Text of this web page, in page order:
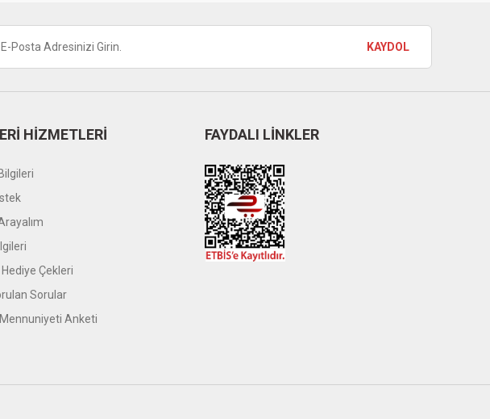
KAYDOL
HİZMETLERİ
Çekleri
Sorular
Anketi
FAYDALI LİNKLER